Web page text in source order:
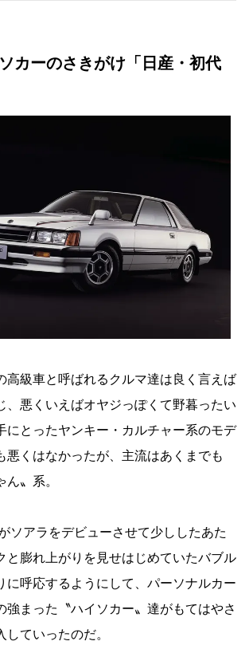
カーのさきがけ「日産・初代
高級車と呼ばれるクルマ達は良く言えば
、悪くいえばオヤジっぽくて野暮ったい
にとったヤンキー・カルチャー系のモデ
悪くはなかったが、主流はあくまでも
ん〟系。
ソアラをデビューさせて少ししたあた
と膨れ上がりを見せはじめていたバブル
に呼応するようにして、パーソナルカー
強まった〝ハイソカー〟達がもてはやさ
ていったのだ。